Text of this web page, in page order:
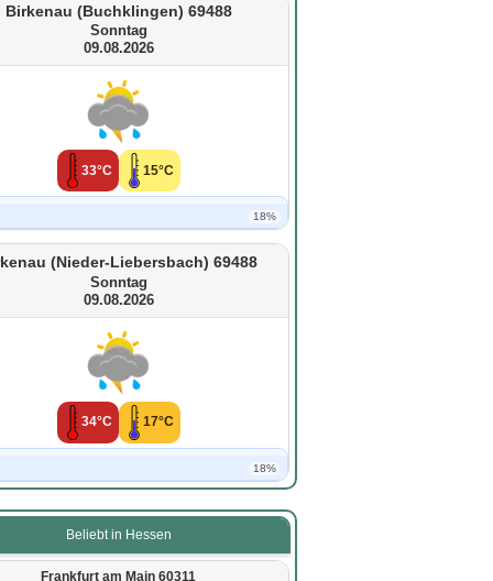
Birkenau (Buchklingen) 69488
Sonntag
09.08.2026
33°C 15°C
18%
(Nieder-Liebersbach) 69488
Sonntag
09.08.2026
34°C 17°C
18%
Beliebt in Hessen
Frankfurt am Main 60311